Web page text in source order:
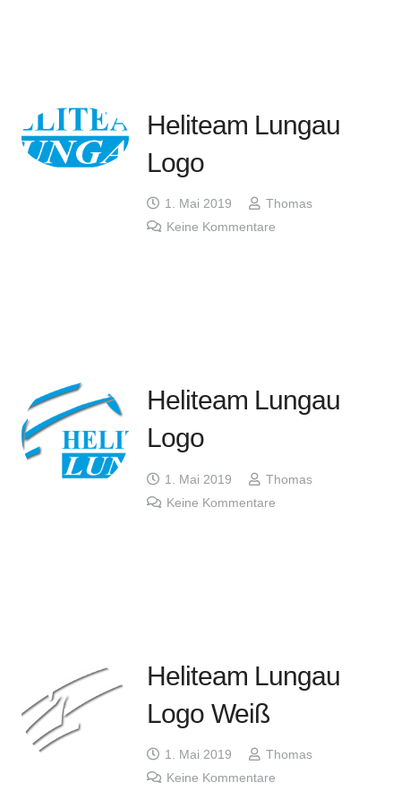
Heliteam Lungau
Logo
1. Mai 2019
Thomas
Keine Kommentare
Heliteam Lungau
Logo
1. Mai 2019
Thomas
Keine Kommentare
Heliteam Lungau
Logo Weiß
1. Mai 2019
Thomas
Keine Kommentare